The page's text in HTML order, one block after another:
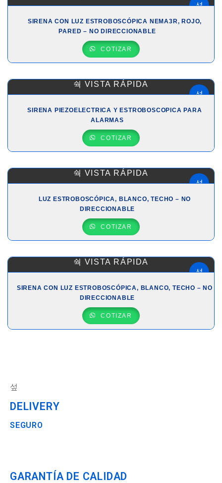
SIRENA CON LUZ ESTROBOSCÓPICA NEMA3R, ROJO,
PARED – NO DIRECCIONABLE
COTIZAR
VISTA RÁPIDA
SIRENA PIEZOELECTRICA Y ESTROBOSCOPICA PARA
ALARMAS
COTIZAR
VISTA RÁPIDA
LUZ ESTROBOSCÓPICA, BLANCO, TECHO – NO
DIRECCIONABLE
COTIZAR
VISTA RÁPIDA
SIRENA CON LUZ ESTROBOSCÓPICA, BLANCO, TECHO – NO
DIRECCIONABLE
COTIZAR
DELIVERY
SEGURO
GARANTÍA DE CALIDAD